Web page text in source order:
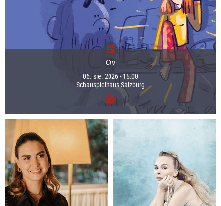
Cry
06. sie. 2026 - 15:00
Schauspielhaus Salzburg
dalej